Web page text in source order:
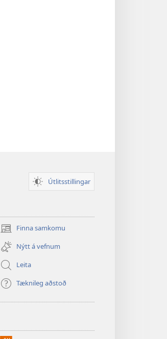
Útlitsstillingar
Finna samkomu
(opnast
nýjum
glugga)
Nýtt á vefnum
Leita
Tæknileg aðstoð